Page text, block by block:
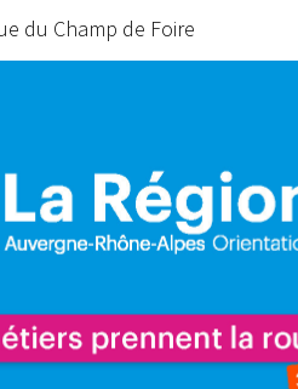
du Champ de Foire